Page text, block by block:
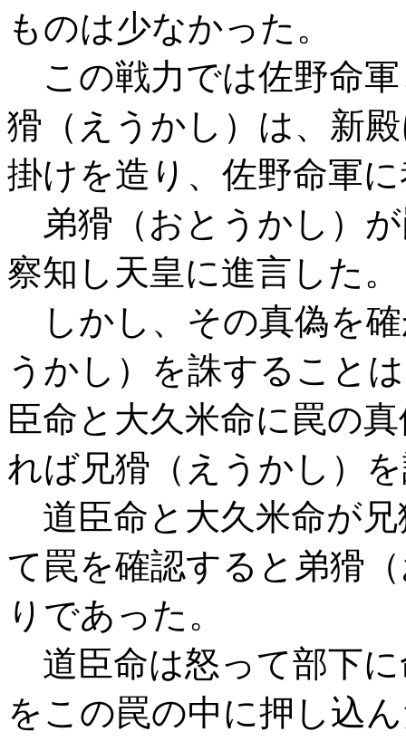
ものは少なかった。
この戦力では佐野命
猾（えうかし）は、新
掛けを造り、佐野命軍
弟猾（おとうかし）
察知し天皇に進言した。
しかし、その真偽を
うかし）を誅すること
臣命と大久米命に罠の
れば兄猾（えうかし）
道臣命と大久米命が
て罠を確認すると弟猾
りであった。
道臣命は怒って部下
をこの罠の中に押し込